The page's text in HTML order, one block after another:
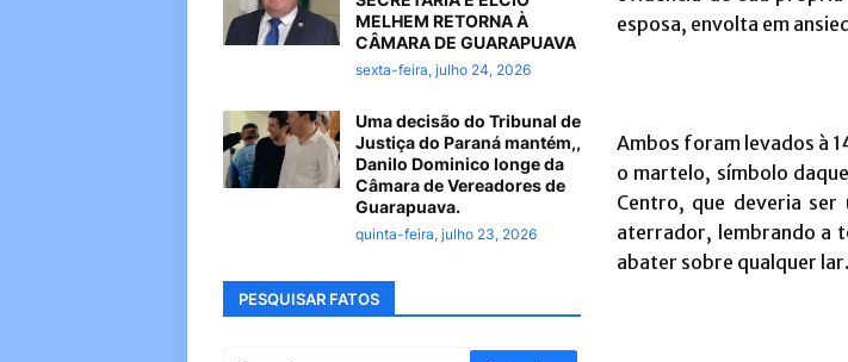
esposa, envolta em
Ambos foram levados à
o martelo, símbolo
Centro, que deveria ser
aterrador, lembrando a
abater sobre qualquer lar.
MELHEM RETORNA À
CÂMARA DE GUARAPUAVA
sexta-feira, julho 24, 2026
Uma decisão do Tribunal de
Justiça do Paraná mantém,,
Danilo Dominico longe da
Câmara de Vereadores de
Guarapuava.
quinta-feira, julho 23, 2026
PESQUISAR FATOS